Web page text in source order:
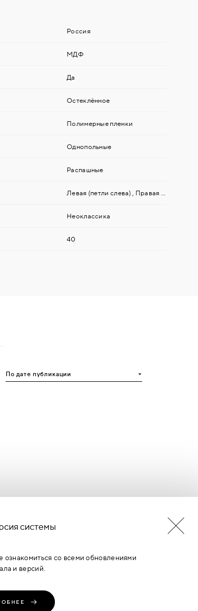
Россия
МДФ
Да
Остеклённое
Полимерные пленки
Однопольные
Распашные
Левая (петли слева) Правая (петли справа)
Неоклассика
40
БУДЬ В КУРСЕ НОВОСТЕЙ
системы
ознакомиться со всеми обновлениями
и версий.